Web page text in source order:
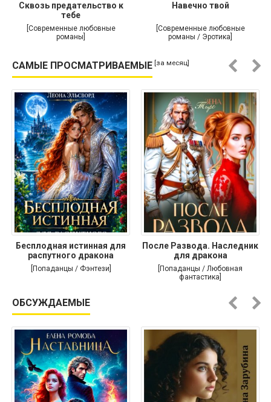
Сквозь предательство к
тебе
[Современные любовные
романы]
Навечно твой
[Современные любовные
романы / Эротика]
САМЫЕ ПРОСМАТРИВАЕМЫЕ [за месяц]
Бесплодная истинная для
распутного дракона
[Попаданцы / Фэнтези]
После Развода. Наследник
для дракона
[Попаданцы / Любовная
фантастика]
ОБСУЖДАЕМЫЕ